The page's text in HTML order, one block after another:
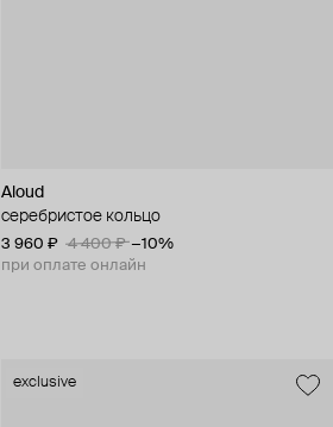
Aloud
серебристое кольцо
3 960 ₽ 4 400 ₽ −10%
при оплате онлайн
exclusive